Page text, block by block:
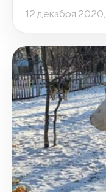
12 декабря 2020,